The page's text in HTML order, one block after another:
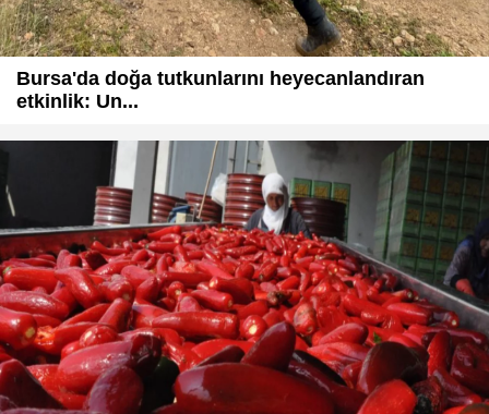
Bursa'da doğa tutkunlarını heyecanlandıran
etkinlik: Un...